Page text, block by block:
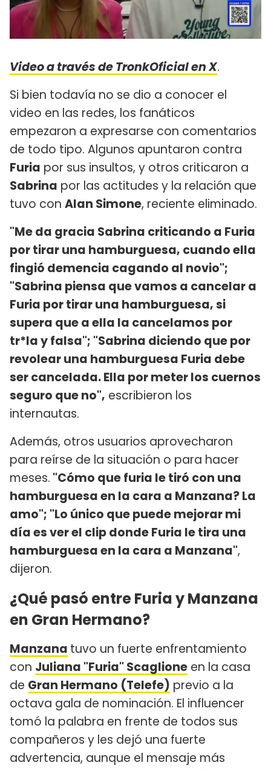
Video a través de TronkOficial en X.
Si bien todavía no se dio a conocer el
video en las redes, los fanáticos
empezaron a expresarse con comentarios
de todo tipo. Algunos apuntaron contra
Furia por sus insultos, y otros criticaron a
Sabrina por las actitudes y la relación que
tuvo con Alan Simone, reciente eliminado.
"Me da gracia Sabrina criticando a Furia
por tirar una hamburguesa, cuando ella
fingió demencia cagando al novio";
"Sabrina piensa que vamos a cancelar a
Furia por tirar una hamburguesa, si
supera que a ella la cancelamos por
tr*la y falsa"; "Sabrina diciendo que por
revolear una hamburguesa Furia debe
ser cancelada. Ella por meter los cuernos
seguro que no", escribieron los
internautas.
Además, otros usuarios aprovecharon
para reírse de la situación o para hacer
meses. "Cómo que furia le tiró con una
hamburguesa en la cara a Manzana? La
amo"; "Lo único que puede mejorar mi
día es ver el clip donde Furia le tira una
hamburguesa en la cara a Manzana",
dijeron.
¿Qué pasó entre Furia y Manzana
en Gran Hermano?
Manzana tuvo un fuerte enfrentamiento
con Juliana "Furia" Scaglione en la casa
de Gran Hermano (Telefe) previo a la
octava gala de nominación. El influencer
tomó la palabra en frente de todos sus
compañeros y les dejó una fuerte
advertencia, aunque el mensaje más